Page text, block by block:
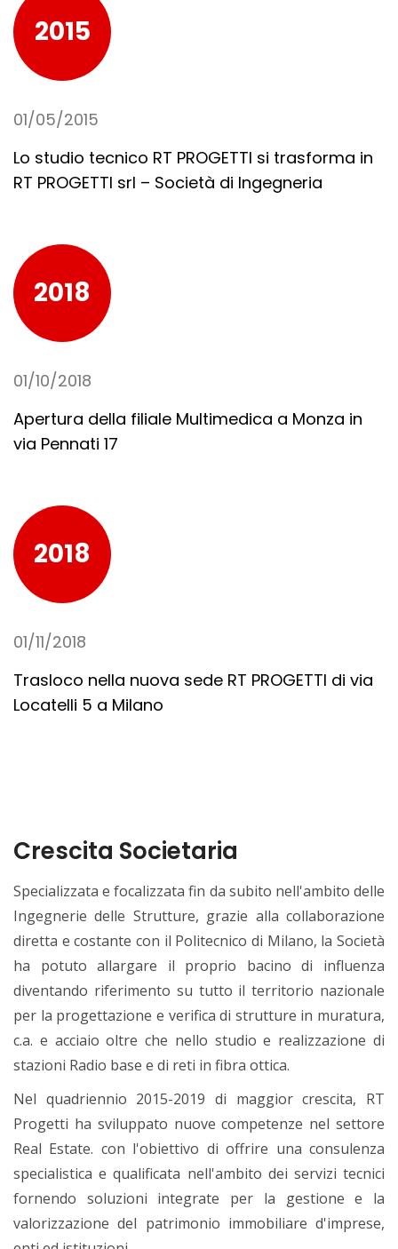
2015
01/05/2015
Lo studio tecnico RT PROGETTI si trasforma in
RT PROGETTI srl – Società di Ingegneria
2018
01/10/2018
Apertura della filiale Multimedica a Monza in
via Pennati 17
2018
01/11/2018
Trasloco nella nuova sede RT PROGETTI di via
Locatelli 5 a Milano
Crescita Societaria
Specializzata e focalizzata fin da subito nell'ambito delle
Ingegnerie delle Strutture, grazie alla collaborazione
diretta e costante con il Politecnico di Milano, la Società
ha potuto allargare il proprio bacino di influenza
diventando riferimento su tutto il territorio nazionale
per la progettazione e verifica di strutture in muratura,
c.a. e acciaio oltre che nello studio e realizzazione di
stazioni Radio base e di reti in fibra ottica.
Nel quadriennio 2015-2019 di maggior crescita, RT
Progetti ha sviluppato nuove competenze nel settore
Real Estate. con l'obiettivo di offrire una consulenza
specialistica e qualificata nell'ambito dei servizi tecnici
fornendo soluzioni integrate per la gestione e la
valorizzazione del patrimonio immobiliare d'imprese,